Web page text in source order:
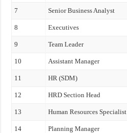
7 Senior Business Analyst
8 Executives
9 Team Leader
10 Assistant Manager
11 HR (SDM)
12 HRD Section Head
13 Human Resources Specialist
14 Planning Manager